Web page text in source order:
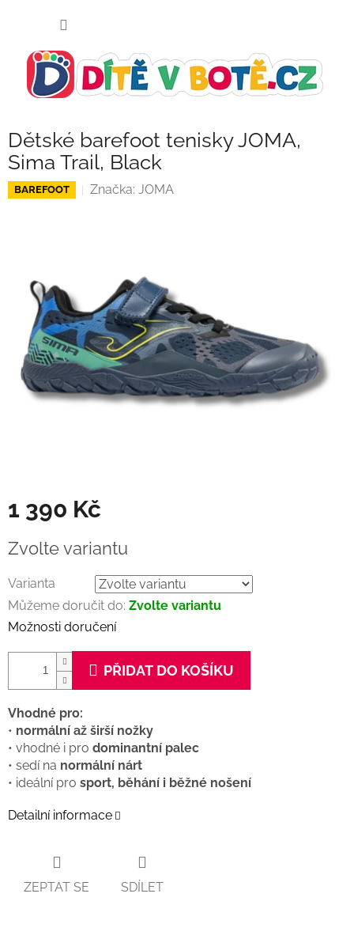
Dětské barefoot tenisky JOMA,
Sima Trail, Black
BAREFOOT Značka: JOMA
1 390 Kč
cena:
Zvolte variantu
Varianta
Můžeme doručit do: Zvolte variantu
Možnosti doručení
PŘIDAT DO KOŠÍKU
Vhodné pro:
• normální až širší nožky
• vhodné i pro dominantní palec
• sedí na normální nárt
• ideální pro sport, běhání i běžné nošení
Detailní informace
ZEPTAT SE SDÍLET